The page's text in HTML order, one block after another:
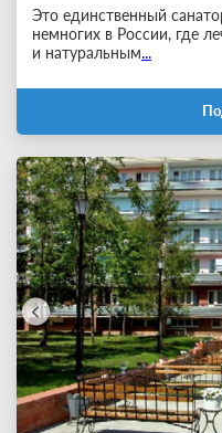
Это единственный
немногих в России, где
и натуральным...